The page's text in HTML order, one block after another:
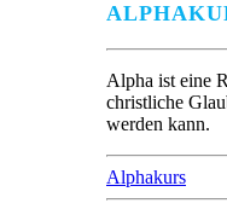
Alpha ist eine
christliche
werden kann.
Alphakurs